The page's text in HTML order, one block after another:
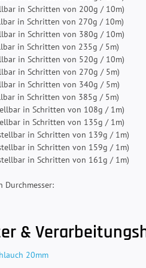
in Schritten von 200g / 10m)
in Schritten von 270g / 10m)
in Schritten von 380g / 10m)
in Schritten von 235g / 5m)
in Schritten von 520g / 10m)
in Schritten von 270g / 5m)
in Schritten von 340g / 5m)
in Schritten von 385g / 5m)
in Schritten von 108g / 1m)
in Schritten von 135g / 1m)
in Schritten von 139g / 1m)
in Schritten von 159g / 1m)
in Schritten von 161g / 1m)
Durchmesser:
&
20mm